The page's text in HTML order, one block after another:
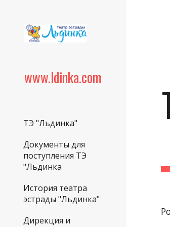
www.ldinka.com
ТЭ "Льдинка"
Документы для
поступления ТЭ
"Льдинка
История театра
эстрады "Льдинка"
Дирекция и